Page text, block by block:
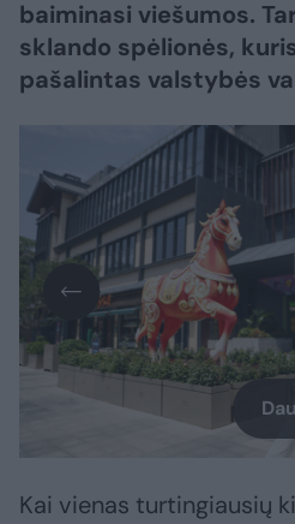
baiminasi viešumos.
sklando spėlionės,
pašalintas valstybės
Kai vienas turtingiausių